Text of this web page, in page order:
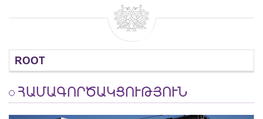
ROOT
ՀԱՄԱԳՈՐԾԱԿՑՈՒԹՅՈՒՆ